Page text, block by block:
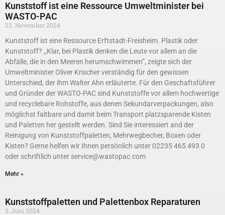
Kunststoff ist eine Ressource Umweltminister bei
WASTO-PAC
22. November 2024
Kunststoff ist eine Ressource Erftstadt-Freisheim. Plastik oder
Kunststoff? ,,Klar, bei Plastik denken die Leute vor allem an die
Abfälle, die in den Meeren herumschwimmen”, zeigte sich der
Umweltminister Oliver Krischer verständig für den gewissen
Unterschied, der ihm Walter Ahn er­läuterte. Für den Geschaftsführer
und Gründer der WASTO-PAC sind Kunststoffe vor allem hochwertige
und recy­clebare Rohstoffe, aus denen Sekundarverpackungen, also
möglichst faltbare und damit beim Transport platzsparende Kisten
und Paletten her­ gestellt werden. Sind Sie interessiert and der
Reinigung von Kunststoffpaletten, Mehrwegbecher, Boxen oder
Kisten? Gerne helfen wir Ihnen persönlich unter 02235 465 493 0
oder schriftlich unter service@wastopac.com
Mehr »
Kunststoffpaletten und Palettenbox Reparaturen
3. Juni 2024